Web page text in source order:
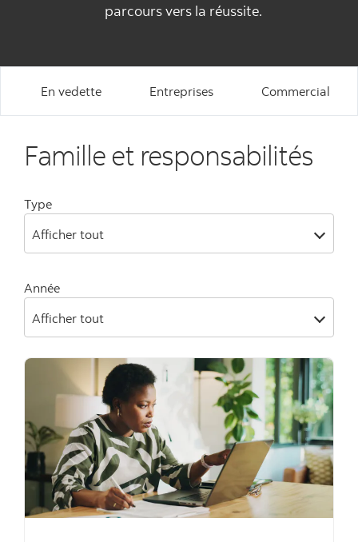
parcours vers la réussite.
En vedette Entreprises Commercial
Famille et responsabilités
Type
Afficher tout
Année
Afficher tout